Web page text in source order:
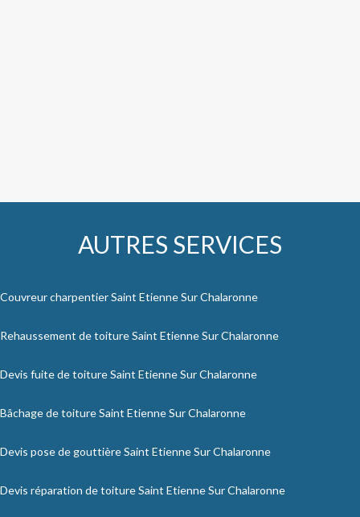
AUTRES SERVICES
Couvreur charpentier Saint Etienne Sur Chalaronne
Rehaussement de toiture Saint Etienne Sur Chalaronne
Devis fuite de toiture Saint Etienne Sur Chalaronne
Bâchage de toiture Saint Etienne Sur Chalaronne
Devis pose de gouttière Saint Etienne Sur Chalaronne
Devis réparation de toiture Saint Etienne Sur Chalaronne